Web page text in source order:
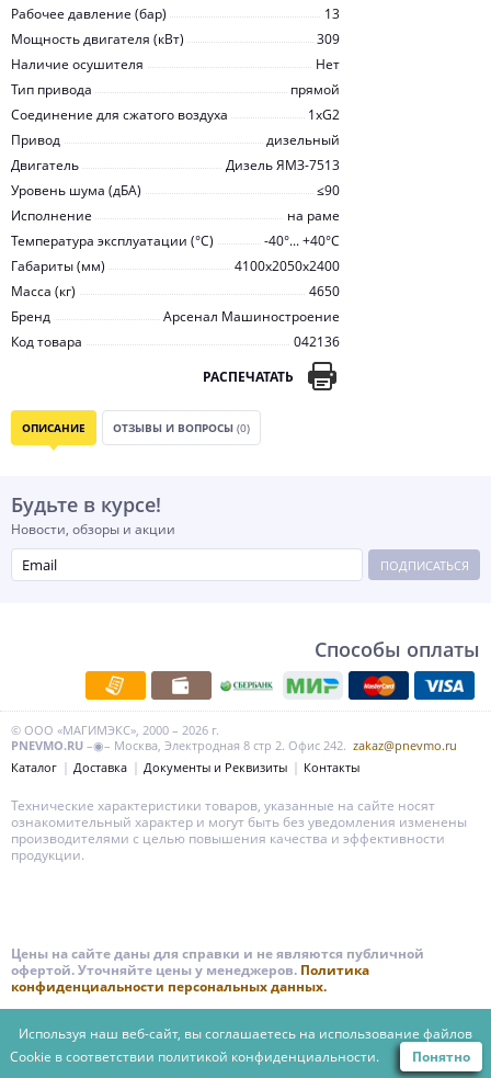
Рабочее давление (бар)
13
Мощность двигателя (кВт)
309
Наличие осушителя
Нет
Тип привода
прямой
Соединение для сжатого воздуха
1хG2
Привод
дизельный
Двигатель
Дизель ЯМЗ-7513
Уровень шума (дБА)
≤90
Исполнение
на раме
Температура эксплуатации (°С)
-40°... +40°С
Габариты (мм)
4100x2050x2400
Масса (кг)
4650
Бренд
Арсенал Машиностроение
Код товара
042136
РАСПЕЧАТАТЬ
ОПИСАНИЕ ОТЗЫВЫ И ВОПРОСЫ (0)
Будьте в курсе!
Новости, обзоры и акции
ПОДПИСАТЬСЯ
Способы оплаты
© ООО «МАГИМЭКС», 2000 – 2026 г.
PNEVMO.RU –◉– Москва, Электродная 8 стр 2. Офис 242. zakaz@pnevmo.ru
Каталог
Доставка Документы и Реквизиты Контакты
Технические характеристики товаров, указанные на сайте носят
ознакомительный характер и могут быть без уведомления изменены
производителями с целью повышения качества и эффективности
продукции.
Цены на сайте даны для справки и не являются публичной
офертой. Уточняйте цены у менеджеров. Политика
конфиденциальности персональных данных.
Используя наш веб-сайт, вы соглашаетесь на использование файлов
Cookie в соответствии политикой конфиденциальности. Понятно